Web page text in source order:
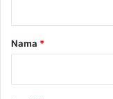
rNama *